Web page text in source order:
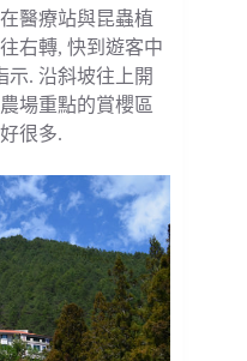
醫療站與昆蟲植
右轉, 快到遊客中
示. 沿斜坡往上開
場重點的賞櫻區
很多.